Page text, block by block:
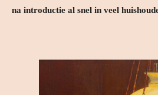
na introductie al snel in veel